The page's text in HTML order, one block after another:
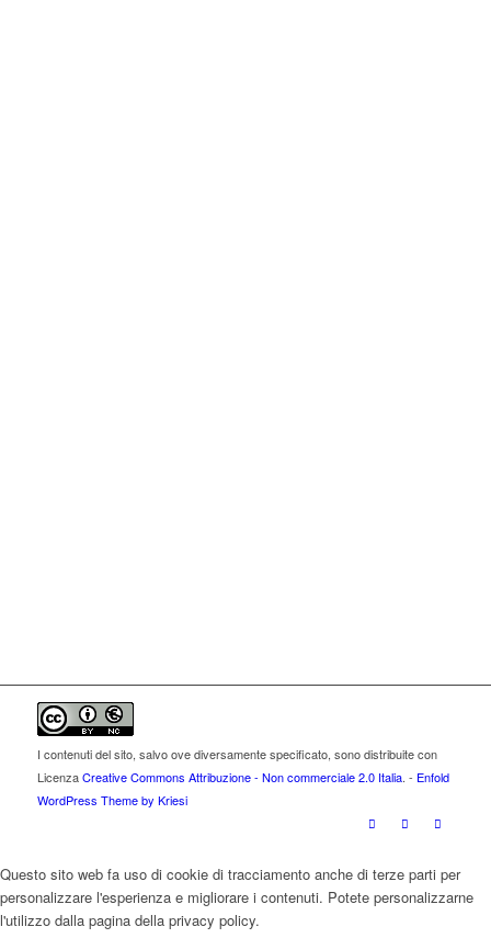
I contenuti del sito, salvo ove diversamente specificato, sono distribuite con
LicenzaCreative Commons Attribuzione - Non commerciale 2.0 Italia. - Enfold
WordPress Theme by Kriesi
Questo sito web fa uso di cookie di tracciamento anche di terze parti per
personalizzare l'esperienza e migliorare i contenuti. Potete personalizzarne
l'utilizzo dalla pagina della privacy policy.